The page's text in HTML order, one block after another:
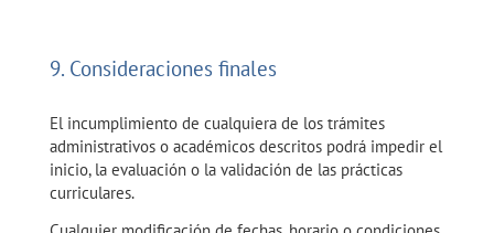
9. Consideraciones finales
El incumplimiento de cualquiera de los trámites
administrativos o académicos descritos podrá impedir el
inicio, la evaluación o la validación de las prácticas
curriculares.